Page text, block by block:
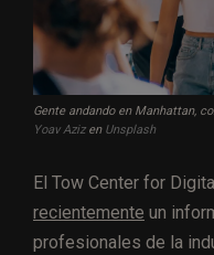
Gente andando en Manhattan,
Yoav Azizen Unsplash
El Tow Center for
recientemente un
profesionales de la